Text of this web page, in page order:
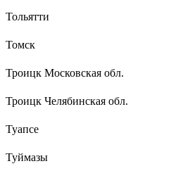
Тольятти
Томск
Троицк Московская обл.
Троицк Челябинская обл.
Туапсе
Туймазы